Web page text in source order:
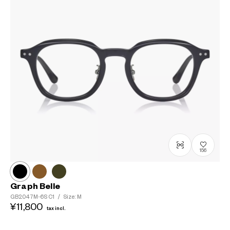
156
Graph Belle
GB2047M-6S C1 / Size: M
¥11,800 tax incl.